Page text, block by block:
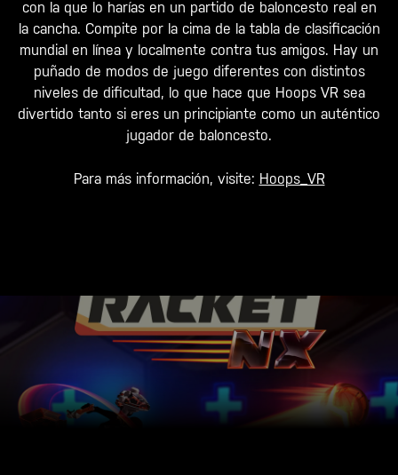
con la que lo harías en un partido de baloncesto real en
la cancha. Compite por la cima de la tabla de clasificación
mundial en línea y localmente contra tus amigos. Hay un
puñado de modos de juego diferentes con distintos
niveles de dificultad, lo que hace que Hoops VR sea
divertido tanto si eres un principiante como un auténtico
jugador de baloncesto.
Para más información, visite: Hoops_VR